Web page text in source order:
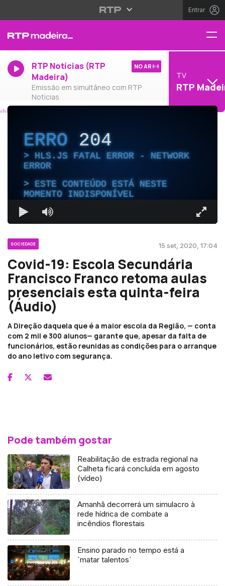
Entrar
RTP Notícias (RTP
Madeira)
Emissão em simultâneo com RTP
Notícias
NO AR
TV
RTP
ERRO204
HLS.JS FATAL ERROR - NETWORK
ERROR
ESTE CONTEÚDO ESTÁ NESTE
MOMENTO INDISPONÍVEL
SOCIEDADE 15 set, 2020, 17:04
Covid-19: Escola Secundária
Francisco Franco retoma aulas
presenciais esta quinta-feira
(Áudio)
A Direção daquela que é a maior escola da Região, — conta
com 2 mil e 300 alunos— garante que, apesar da falta de
funcionários, estão reunidas as condições para o arranque
do ano letivo com segurança.
Pode também gostar
Reabilitação de estrada regional na
Calheta ficará concluída em agosto
(vídeo)
Amanhã decorrerá um simulacro à
rede hídrica de combate a
incêndios florestais
Ensino parado no tempo está a
`matar talentos`